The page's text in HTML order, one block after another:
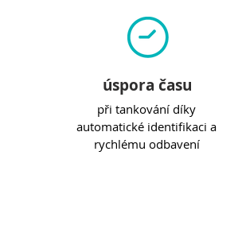
úspora času
při tankování díky
automatické identifikaci a
rychlému odbavení